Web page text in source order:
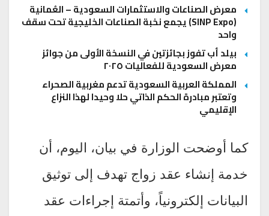
معرض الصناعات والاستثمارات السعودية – العُمانية
(SINP Expo) يجمع نخبة الصناعات الخليجية تحت سقف
واحد
بيلد أب تفوز بجائزتين في النسخة الأولى من جوائز
معرض السعودية للفعاليات ٢٠٢٥
المملكة العربية السعودية تدعم مغربية الصحراء
وتعتبر مبادرة الحكم الذاتي حلا وحيدا لهذا النزاع
الإقليمي
كما أوضحت الوزارة في بيان، اليوم، أن
خدمة إنشاء عقد زواج تهدف إلى توثيق
البيانات إلكترونياً، وأتمتة إجراءات عقد